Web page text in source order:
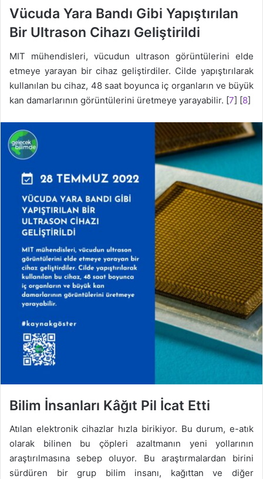
Vücuda Yara Bandı Gibi Yapıştırılan
Bir Ultrason Cihazı Geliştirildi
MIT mühendisleri, vücudun ultrason görüntülerini elde
etmeye yarayan bir cihaz geliştirdiler. Cilde yapıştırılarak
kullanılan bu cihaz, 48 saat boyunca iç organların ve büyük
kan damarlarının görüntülerini üretmeye yarayabilir. [7] [8]
Bilim İnsanları Kâğıt Pil İcat Etti
Atılan elektronik cihazlar hızla birikiyor. Bu durum, e-atık
olarak bilinen bu çöpleri azaltmanın yeni yollarının
araştırılmasına sebep oluyor. Bu araştırmalardan birini
sürdüren bir grup bilim insanı, kağıttan ve diğer